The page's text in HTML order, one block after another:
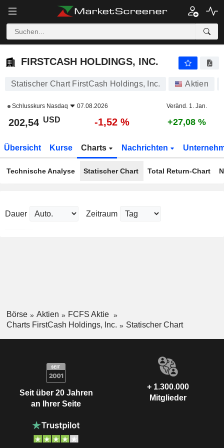
FIRSTCASH HOLDINGS, INC.
FIRSTCASH HOLDINGS, INC.
Statischer Chart FirstCash Holdings, Inc. Aktien
Schlusskurs Nasdaq 07.08.2026 Veränd. 1. Jan.
202,54 USD -1,52 % +27,08 %
Übersicht Kurse Charts Nachrichten
Technische Analyse Statischer Chart Total Return-Chart
Dauer Zeitraum
Börse Aktien
FCFS Aktie
Charts FirstCash Holdings, Inc.
Statischer Chart
Seit über 20 Jahren
an Ihrer Seite
+ 1.300.000
Mitglieder